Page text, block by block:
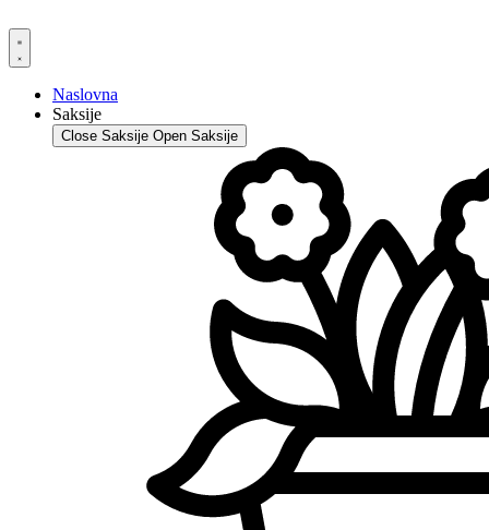
to
content
Naslovna
Saksije
Close Saksije Open Saksije